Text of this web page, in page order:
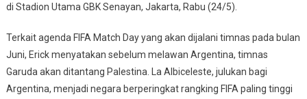
di Stadion Utama GBK Senayan, Jakarta, Rabu (24/5).
Terkait agenda FIFA Match Day yang akan dijalani timnas pada bulan
Juni, Erick menyatakan sebelum melawan Argentina, timnas
Garuda akan ditantang Palestina. La Albiceleste, julukan bagi
Argentina, menjadi negara berperingkat rangking FIFA paling tinggi